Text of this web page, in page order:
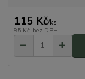
115 Kč/ks
95 Kč bez DPH